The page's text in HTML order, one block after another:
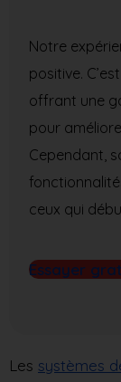
Notre
positive.
offrant une
pour
Cependant,
ceux qui
Essayer
Les systèmes